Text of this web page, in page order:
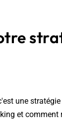
une
et comment